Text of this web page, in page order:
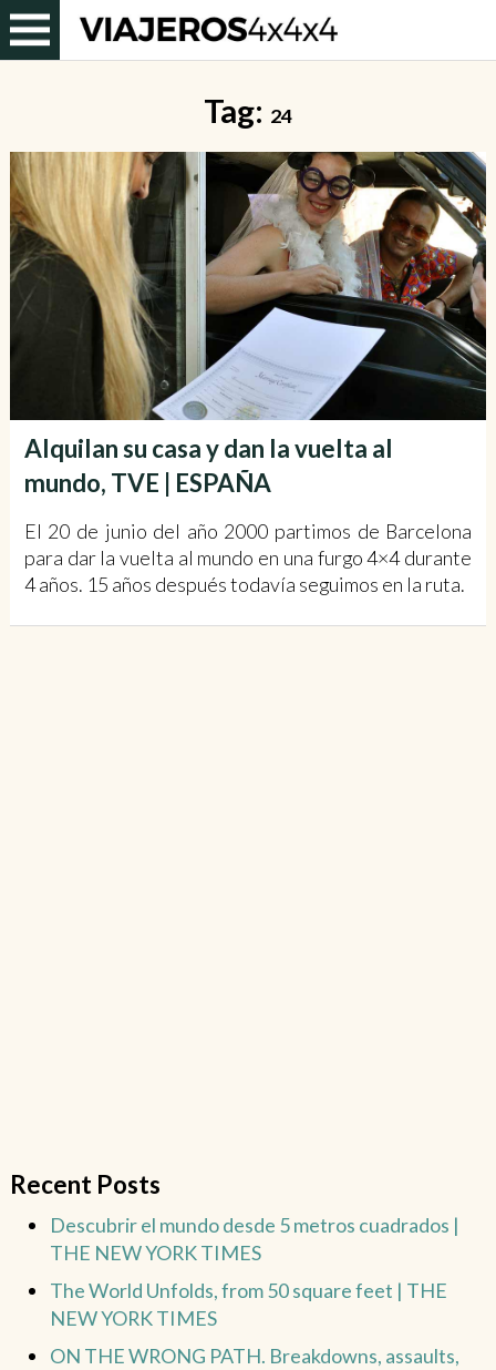
Tag: 24
Alquilan su casa y dan la vuelta al
mundo, TVE | ESPAÑA
El 20 de junio del año 2000 partimos de Barcelona
para dar la vuelta al mundo en una furgo 4×4 durante
4 años. 15 años después todavía seguimos en la ruta.
Recent Posts
Descubrir el mundo desde 5 metros cuadrados |
THE NEW YORK TIMES
The World Unfolds, from 50 square feet | THE
NEW YORK TIMES
ON THE WRONG PATH. Breakdowns, assaults,